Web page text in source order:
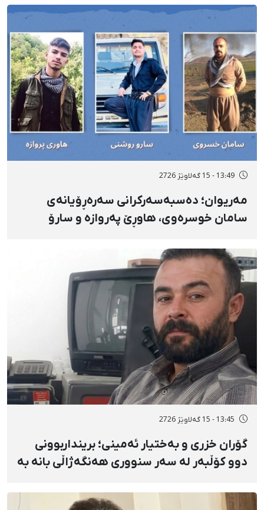
بۆ شەش کەس زیادی کرد
13:49 - 15 گەلاوێژ 2726
مەریوان؛ دەسبەسەرکرانی سەرەڕۆیانەی
سامان خوسرەوی، هاوڕێ پەروازە و سارۆ
گواستنەوەیان بۆ شوێنێکی نادیار
13:45 - 15 گەلاوێژ 2726
گۆران خزری و بەختیار ئەمینی؛ برینداربوونی
دوو کۆڵبەر لە سەر سنووری هەنگەژاڵی بانه بە
تەقینەوەی مین